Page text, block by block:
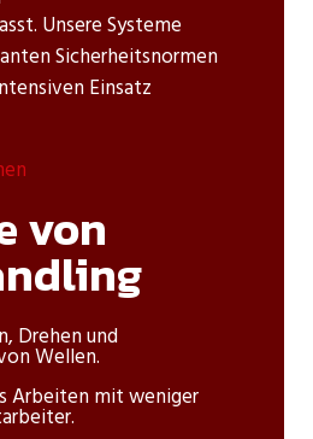
Unsere Systeme
Sicherheitsnormen
Einsatz
von
Drehen und
Wellen.
Arbeiten mit weniger